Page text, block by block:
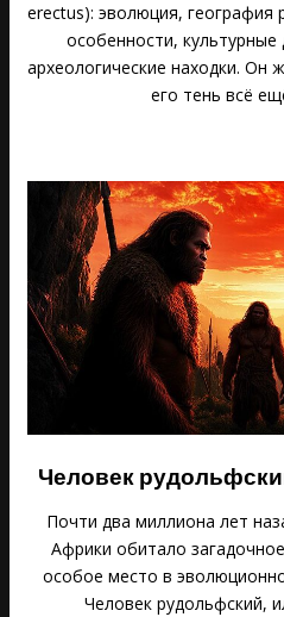
erectus): эволюция, география
особенности,
археологические находки. Он
его тень всё
Человек
Почти два миллиона лет
Африки обитало
особое место в
Человек рудольфский,